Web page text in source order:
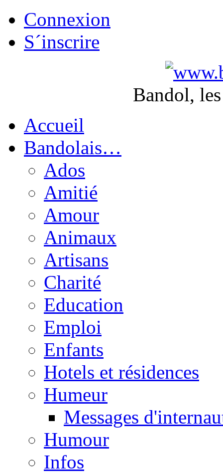
Connexion
S´inscrire
Bandol,
Accueil
Bandolais…
Ados
Amitié
Amour
Animaux
Artisans
Charité
Education
Emploi
Enfants
Hotels et résidences
Humeur
Messages
Humour
Infos